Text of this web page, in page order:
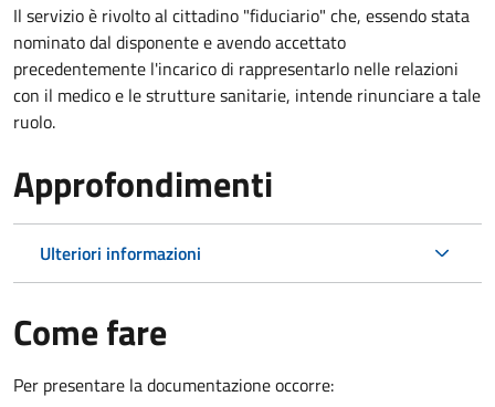
Il servizio è rivolto al cittadino "fiduciario" che, essendo stata
nominato dal disponente e avendo accettato
precedentemente l'incarico di rappresentarlo nelle relazioni
con il medico e le strutture sanitarie, intende rinunciare a tale
ruolo.
Approfondimenti
Ulteriori informazioni
Come fare
Per presentare la documentazione occorre: